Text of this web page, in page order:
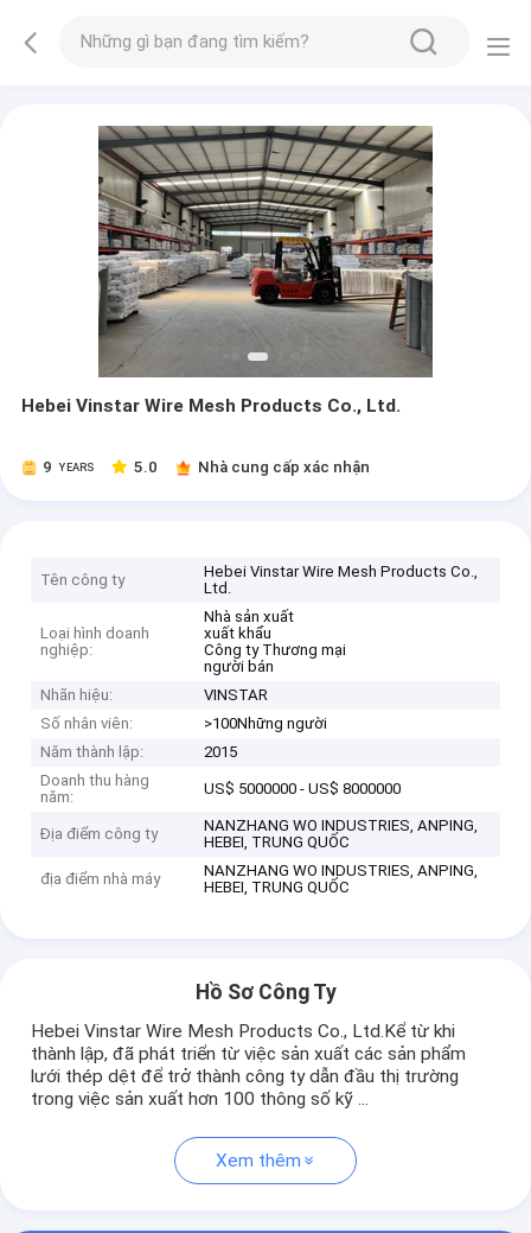
Hebei Vinstar Wire Mesh Products Co., Ltd.
9 YEARS 5.0 Nhà cung cấp xác nhận
Tên công ty
Hebei Vinstar Wire Mesh Products Co.,
Ltd.
Loại hình doanh
nghiệp:
Nhà sản xuất
xuất khẩu
Công ty Thương mại
người bán
Nhãn hiệu:
VINSTAR
Số nhân viên:
>100Những người
Năm thành lập:
2015
Doanh thu hàng
năm:
US$ 5000000 - US$ 8000000
Địa điểm công ty
NANZHANG WO INDUSTRIES, ANPING,
HEBEI, TRUNG QUỐC
địa điểm nhà máy
NANZHANG WO INDUSTRIES, ANPING,
HEBEI, TRUNG QUỐC
Hồ Sơ Công Ty
Hebei Vinstar Wire Mesh Products Co., Ltd.Kể từ khi
thành lập, đã phát triển từ việc sản xuất các sản phẩm
lưới thép dệt để trở thành công ty dẫn đầu thị trường
trong việc sản xuất hơn 100 thông số kỹ ...
Xem thêm